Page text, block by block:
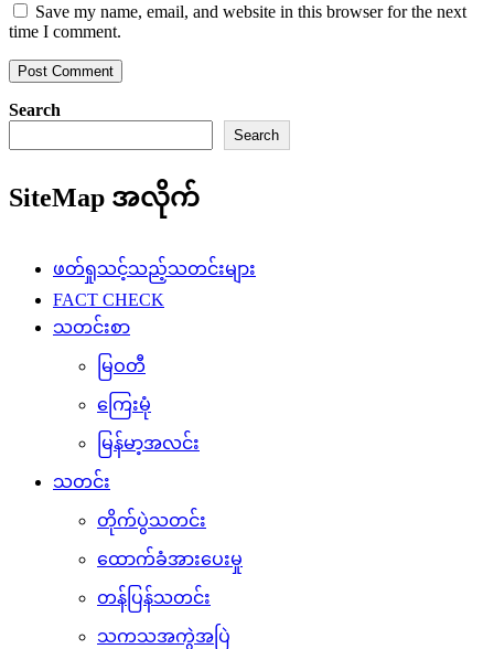
Save my name, email, and website in this browser for the next
time I comment.
Search
Search
SiteMap အလိုက်
ဖတ်ရှုသင့်သည့်သတင်းများ
FACT CHECK
သတင်းစာ
မြဝတီ
ကြေးမုံ
မြန်မာ့အလင်း
သတင်း
တိုက်ပွဲသတင်း
ထောက်ခံအားပေးမှု
တန်ပြန်သတင်း
သကသအကွဲအပြဲ